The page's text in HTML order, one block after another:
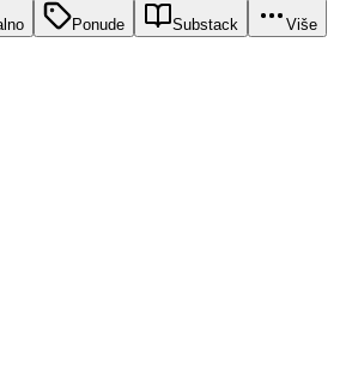
Ponude Substack Više